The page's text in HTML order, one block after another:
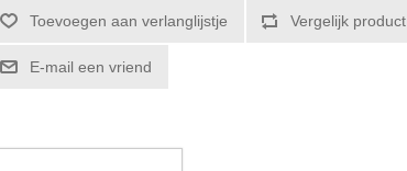
Toevoegen aan verlanglijstje Vergelijk product
E-mail een vriend